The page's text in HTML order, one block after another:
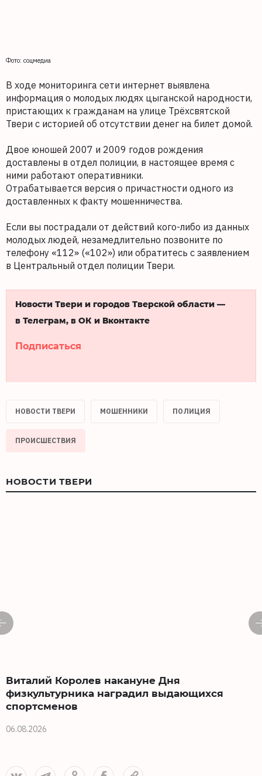
Фото: соцмедиа
В ходе мониторинга сети интернет выявлена
информация о молодых людях цыганской народности,
пристающих к гражданам на улице Трёхсвятской
Твери с историей об отсутствии денег на билет домой.
Двое юношей 2007 и 2009 годов рождения
доставлены в отдел полиции, в настоящее время с
ними работают оперативники.
Отрабатывается версия о причастности одного из
доставленных к факту мошенничества.
Если вы пострадали от действий кого-либо из данных
молодых людей, незамедлительно позвоните по
телефону «112» («102») или обратитесь с заявлением
в Центральный отдел полиции Твери.
Новости Твери и городов Тверской области —
в Телеграм, в ОК и Вконтакте
Подписаться
НОВОСТИ ТВЕРИ МОШЕННИКИ ПОЛИЦИЯ
ПРОИСШЕСТВИЯ
НОВОСТИ ТВЕРИ
Виталий Королев накануне Дня
физкультурника наградил выдающихся
спортсменов
06.08.2026